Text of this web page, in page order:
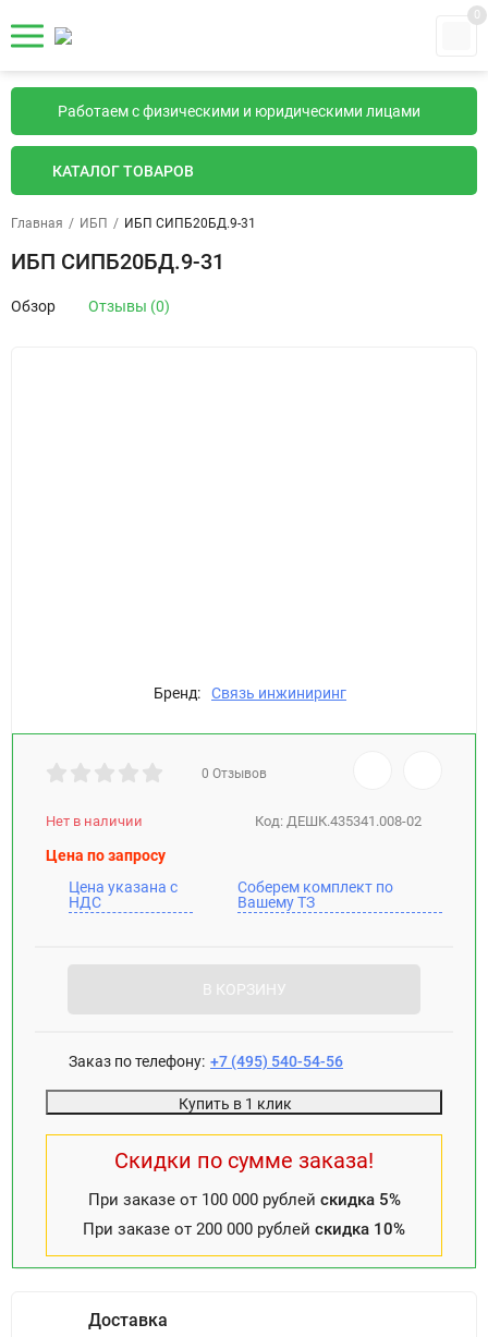
0
Работаем с физическими и юридическими лицами
КАТАЛОГ ТОВАРОВ
Главная / ИБП / ИБП СИПБ20БД.9-31
ИБП СИПБ20БД.9-31
Обзор Отзывы (0)
Бренд: Связь инжиниринг
0 Отзывов
Код: ДЕШК.435341.008-02
Нет в наличии
Цена по запросу
Цена указана с
НДС
Соберем комплект по
Вашему ТЗ
В КОРЗИНУ
Заказ по телефону: +7 (495) 540-54-56
Купить в 1 клик
Скидки по сумме заказа!
При заказе от 100 000 рублей скидка 5%
При заказе от 200 000 рублей скидка 10%
Доставка